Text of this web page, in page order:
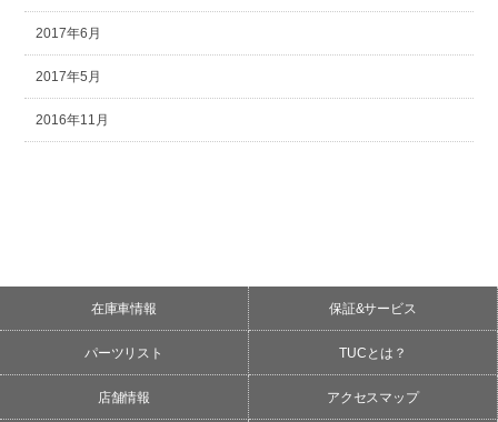
2017年6月
2017年5月
2016年11月
在庫車情報 保証&サービス
パーツリスト TUCとは？
店舗情報 アクセスマップ